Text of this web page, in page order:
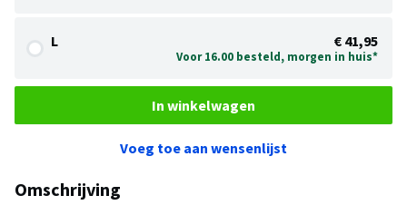
L € 41,95
Voor 16.00 besteld, morgen in huis*
In winkelwagen
Voeg toe aan wensenlijst
Omschrijving